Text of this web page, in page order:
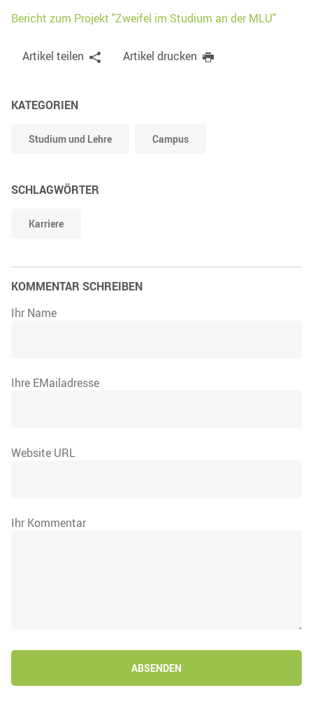
Bericht zum Projekt "Zweifel im Studium an der MLU"
Artikel teilen Artikel drucken
KATEGORIEN
Studium und Lehre Campus
SCHLAGWÖRTER
Karriere
KOMMENTAR SCHREIBEN
Ihr Name
Ihre EMailadresse
Website URL
Ihr Kommentar
ABSENDEN